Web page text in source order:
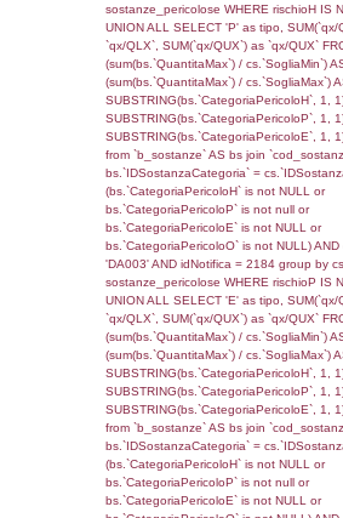
sql: SELECT
rofi.DescAltro FROM
0.070396900177002